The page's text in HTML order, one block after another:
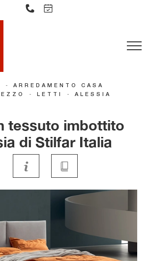
-
ARREDAMENTO CASA
- LETTI - ALESSIA
tessuto imbottito
di Stilfar Italia